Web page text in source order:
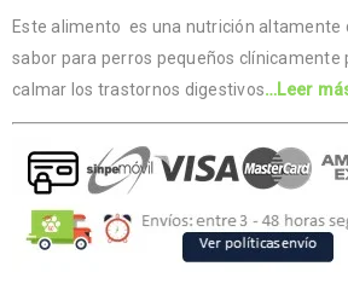
Este alimento es una nutrición altamente
sabor para perros pequeños clínicamente
calmar los trastornos digestivos…Leer